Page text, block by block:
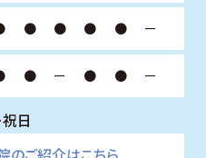
● ● ● ● ー
● ー ● ● ー
日